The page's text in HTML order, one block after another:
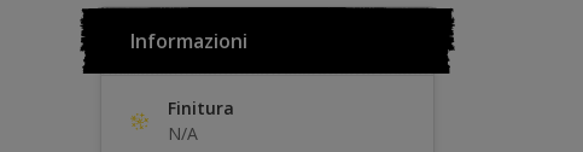
Informazioni
Finitura
N/A